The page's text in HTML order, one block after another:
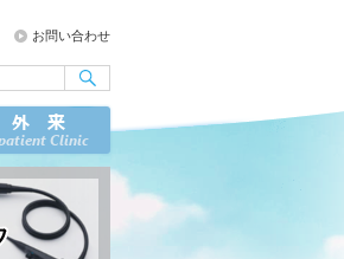
お問い合わせ